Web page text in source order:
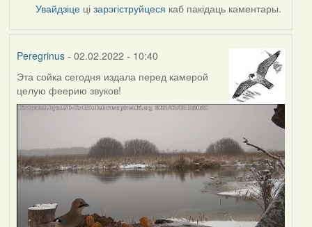
Увайдзіце цізарэгіструйцеся каб пакідаць каментары.
Peregrinus- 02.02.2022 - 10:40
Эта сойка сегодня издала перед камерой
целую феерию звуков!